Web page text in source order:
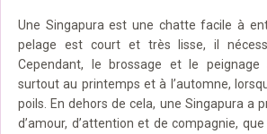
Une Singapura est une chatte facile à
pelage est court et très lisse, il
Cependant, le brossage et le peignage
surtout au printemps et à l’automne,
poils. En dehors de cela, une Singapura a
d’amour, d’attention et de compagnie,